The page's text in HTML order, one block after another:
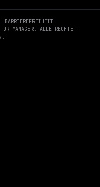
BARRIEREFREIHEIT
MANAGER. ALLE RECHTE